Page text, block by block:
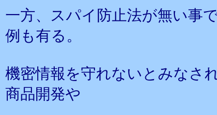
一方、スパイ防止法が無い事
例も有る。
機密情報を守れないとみなさ
商品開発や